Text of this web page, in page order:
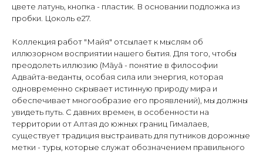
цвете латунь, кнопка - пластик. В основании подложка из
пробки. Цоколь е27.
Коллекция работ "Майя" отсылает к мыслям об
иллюзорном восприятии нашего бытия. Для того, чтобы
преодолеть иллюзию (Māyā - понятие в философии
Адвайта-веданты, особая сила или энергия, которая
одновременно скрывает истинную природу мира и
обеспечивает многообразие его проявлений), мы должны
увидеть путь. С давних времен, в особенности на
территории от Алтая до южных границ Гималаев,
существует традиция выстраивать для путников дорожные
метки - туры, которые служат обозначением правильного